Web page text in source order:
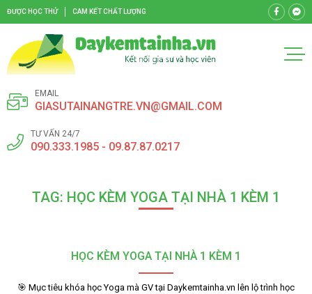
ĐƯỢC HỌC THỬ CAM KẾT CHẤT LƯỢNG
EMAIL
GIASUTAINANGTRE.VN@GMAIL.COM
TƯ VẤN 24/7
090.333.1985 - 09.87.87.0217
TAG: HỌC KÈM YOGA TẠI NHÀ 1 KÈM 1
HỌC KÈM YOGA TẠI NHÀ 1 KÈM 1
🎯 Mục tiêu khóa học Yoga mà GV tại Daykemtainha.vn lên lộ trình học